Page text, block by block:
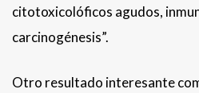
citotoxicolóficos agudos,
carcinogénesis”.
Otro resultado interesante